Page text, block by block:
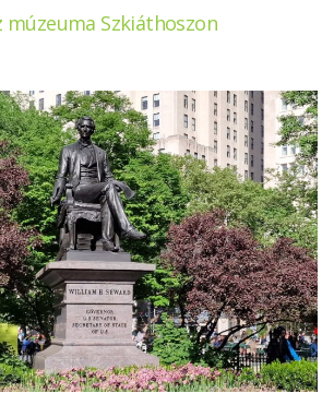
múzeuma Szkiáthoszon